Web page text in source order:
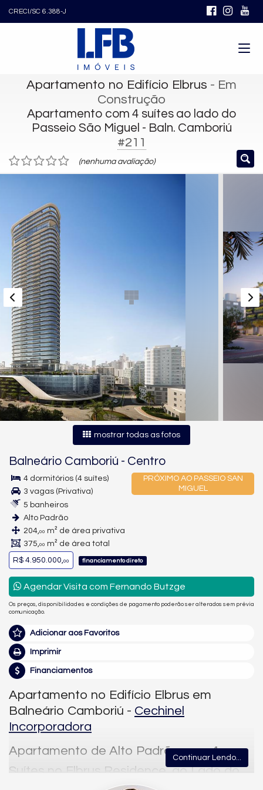
CRECI/SC 6.388-J
Apartamento no Edifício Elbrus - Em
Construção
Apartamento com 4 suítes ao lado do
Passeio São Miguel - Baln. Camboriú
#211
(nenhuma avaliação)
mostrar todas as fotos
Balneário Camboriú - Centro
PRÓXIMO AO PASSEIO SAN
MIGUEL
4 dormitórios (4 suítes)
3 vagas (Privativa)
5 banheiros
Alto Padrão
204,00 m² de área privativa
375,00 m² de área total
R$ 4.950.000,00 financiamento direto
Agendar Visita com Fernando Butzge
Os preços, disponibilidades e condições de pagamento poderão ser alterados sem prévia
comunicação.
Adicionar aos Favoritos
Imprimir
Financiamentos
Apartamento no Edifício Elbrus em
Balneário Camboriú - Cechinel
Incorporadora
Apartamento de Alto Padrão com 4
Suítes no Elbrus Residence, ao Lado do
Continuar Lendo...